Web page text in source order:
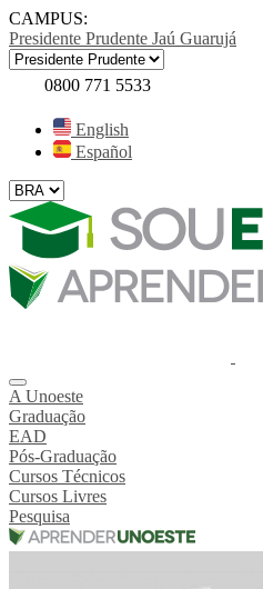
CAMPUS:
Presidente Prudente Jaú Guarujá
0800 771 5533
English
Español
A Unoeste
Graduação
EAD
Pós-Graduação
Cursos Técnicos
Cursos Livres
Pesquisa